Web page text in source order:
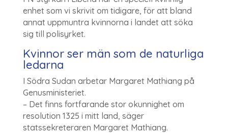
enhet som vi skrivit om tidigare, för att bland
annat uppmuntra kvinnorna i landet att söka
sig till polisyrket.
Kvinnor ser män som de naturliga
ledarna
I Södra Sudan arbetar Margaret Mathiang på
Genusministeriet.
– Det finns fortfarande stor okunnighet om
resolution 1325 i mitt land, säger
statssekreteraren Margaret Mathiang.